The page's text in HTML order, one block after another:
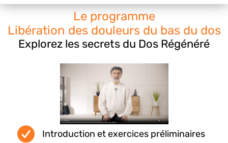
Le programme
Libération des douleurs du bas du dos
Explorez les secrets du Dos Régénéré
Introduction et exercices préliminaires